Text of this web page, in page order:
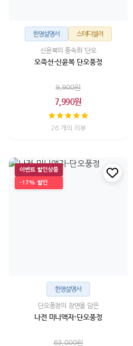
한영설명서 스테디셀러
신윤복의 풍속화 ‘단오
오죽선-신윤복 단오풍정
9,900원
7,990원
26 개의 리뷰
이벤트 할인상품
-17% 할인
한영설명서
단오풍정의 장면을 담은
나전 미니액자-단오풍정
63,000원